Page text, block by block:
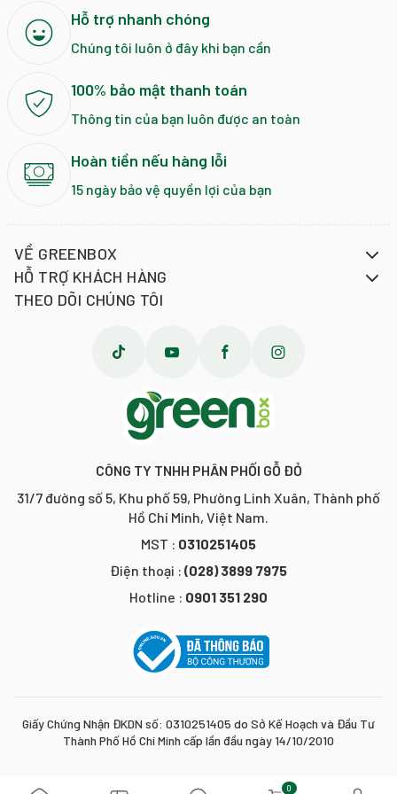
Hỗ trợ nhanh chóng
Chúng tôi luôn ở đây khi bạn cần
100% bảo mật thanh toán
Thông tin của bạn luôn được an toàn
Hoàn tiền nếu hàng lỗi
15 ngày bảo vệ quyền lợi của bạn
CÔNG TY TNHH PHÂN PHỐI GỖ ĐỎ
31/7 đường số 5, Khu phố 59, Phường Linh Xuân, Thành phố
Hồ Chí Minh, Việt Nam.
MST : 0310251405
Điện thoại : (028) 3899 7975
Hotline : 0901 351 290
VỀ GREENBOX
HỖ TRỢ KHÁCH HÀNG
THEO DÕI CHÚNG TÔI
Giấy Chứng Nhận ĐKDN số: 0310251405 do Sở Kế Hoạch và Đầu Tư
Thành Phố Hồ Chí Minh cấp lần đầu ngày 14/10/2010
0